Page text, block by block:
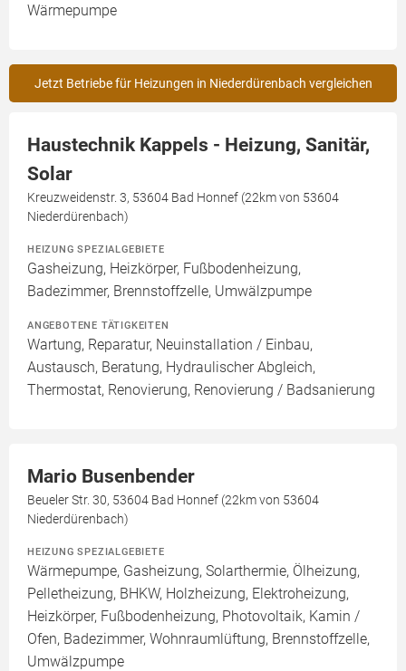
Wärmepumpe
Jetzt Betriebe für Heizungen in Niederdürenbach vergleichen
Haustechnik Kappels - Heizung, Sanitär,
Solar
Kreuzweidenstr. 3, 53604 Bad Honnef (22km von 53604
Niederdürenbach)
HEIZUNG SPEZIALGEBIETE
Gasheizung, Heizkörper, Fußbodenheizung,
Badezimmer, Brennstoffzelle, Umwälzpumpe
ANGEBOTENE TÄTIGKEITEN
Wartung, Reparatur, Neuinstallation / Einbau,
Austausch, Beratung, Hydraulischer Abgleich,
Thermostat, Renovierung, Renovierung / Badsanierung
Mario Busenbender
Beueler Str. 30, 53604 Bad Honnef (22km von 53604
Niederdürenbach)
HEIZUNG SPEZIALGEBIETE
Wärmepumpe, Gasheizung, Solarthermie, Ölheizung,
Pelletheizung, BHKW, Holzheizung, Elektroheizung,
Heizkörper, Fußbodenheizung, Photovoltaik, Kamin /
Ofen, Badezimmer, Wohnraumlüftung, Brennstoffzelle,
Umwälzpumpe